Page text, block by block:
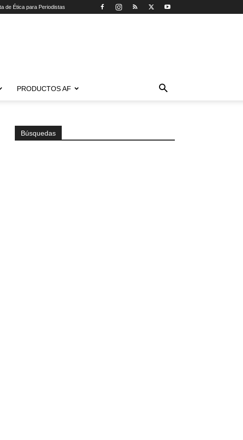
de Ética para Periodistas
PRODUCTOS AF
Búsquedas